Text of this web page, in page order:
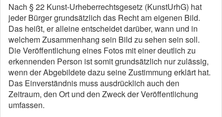
Nach § 22 Kunst-Urheberrechtsgesetz (KunstUrhG) hat
jeder Bürger grundsätzlich das Recht am eigenen Bild.
Das heißt, er alleine entscheidet darüber, wann und in
welchem Zusammenhang sein Bild zu sehen sein soll.
Die Veröffentlichung eines Fotos mit einer deutlich zu
erkennenden Person ist somit grundsätzlich nur zulässig,
wenn der Abgebildete dazu seine Zustimmung erklärt hat.
Das Einverständnis muss ausdrücklich auch den
Zeitraum, den Ort und den Zweck der Veröffentlichung
umfassen.